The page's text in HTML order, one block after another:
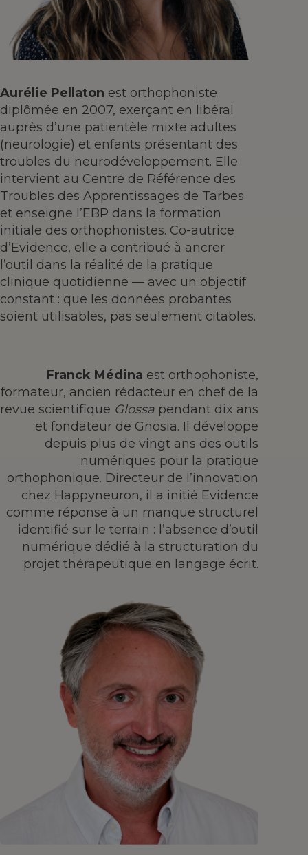
Aurélie Pellaton est orthophoniste
diplômée en 2007, exerçant en libéral
auprès d’une patientèle mixte adultes
(neurologie) et enfants présentant des
troubles du neurodéveloppement. Elle
intervient au Centre de Référence des
Troubles des Apprentissages de Tarbes
et enseigne l’EBP dans la formation
initiale des orthophonistes. Co-autrice
d’Evidence, elle a contribué à ancrer
l’outil dans la réalité de la pratique
clinique quotidienne — avec un objectif
constant : que les données probantes
soient utilisables, pas seulement citables.
Franck Médina est orthophoniste,
formateur, ancien rédacteur en chef de la
revue scientifique Glossa pendant dix ans
et fondateur de Gnosia. Il développe
depuis plus de vingt ans des outils
numériques pour la pratique
orthophonique. Directeur de l’innovation
chez Happyneuron, il a initié Evidence
comme réponse à un manque structurel
identifié sur le terrain : l’absence d’outil
numérique dédié à la structuration du
projet thérapeutique en langage écrit.